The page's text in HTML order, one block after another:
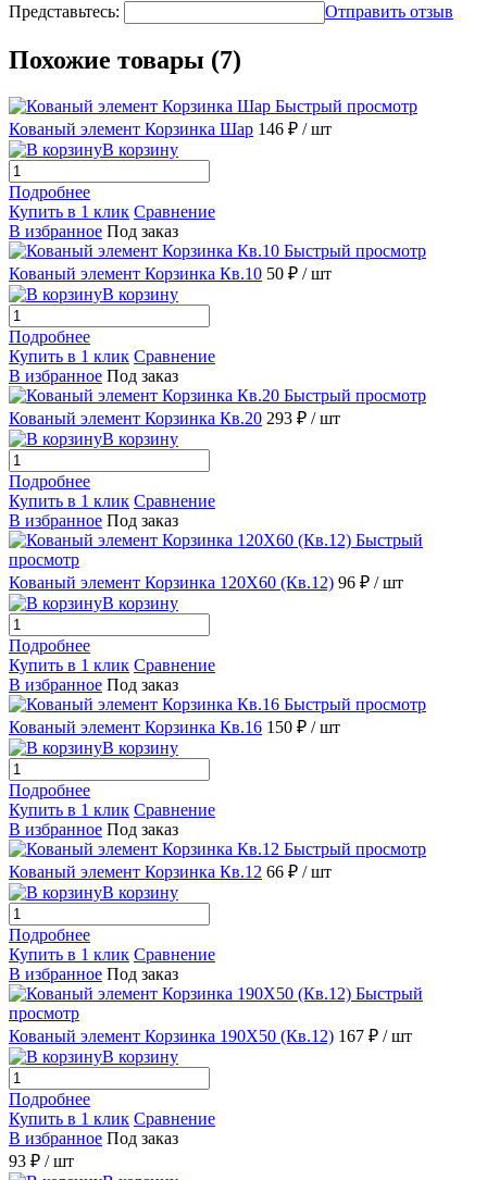
Представьтесь: Отправить отзыв
Похожие товары (7)
Быстрый просмотр
Кованый элемент Корзинка Шар 146 ₽ / шт
В корзину
Подробнее
Купить в 1 клик Сравнение
В избранное Под заказ
Быстрый просмотр
Кованый элемент Корзинка Кв.10 50 ₽ / шт
В корзину
Подробнее
Купить в 1 клик Сравнение
В избранное Под заказ
Быстрый просмотр
Кованый элемент Корзинка Кв.20 293 ₽ / шт
В корзину
Подробнее
Купить в 1 клик Сравнение
В избранное Под заказ
Быстрый
просмотр
Кованый элемент Корзинка 120X60 (Кв.12) 96 ₽ / шт
В корзину
Подробнее
Купить в 1 клик Сравнение
В избранное Под заказ
Быстрый просмотр
Кованый элемент Корзинка Кв.16 150 ₽ / шт
В корзину
Подробнее
Купить в 1 клик Сравнение
В избранное Под заказ
Быстрый просмотр
Кованый элемент Корзинка Кв.12 66 ₽ / шт
В корзину
Подробнее
Купить в 1 клик Сравнение
В избранное Под заказ
Быстрый
просмотр
Кованый элемент Корзинка 190X50 (Кв.12) 167 ₽ / шт
В корзину
Подробнее
Купить в 1 клик Сравнение
В избранное Под заказ
93 ₽ / шт